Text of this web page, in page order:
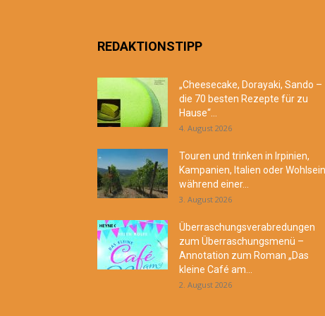
REDAKTIONSTIPP
„Cheesecake, Dorayaki, Sando –
die 70 besten Rezepte für zu
Hause“...
4. August 2026
Touren und trinken in Irpinien,
Kampanien, Italien oder Wohlsein
während einer...
3. August 2026
Überraschungsverabredungen
zum Überraschungsmenü –
Annotation zum Roman „Das
kleine Café am...
2. August 2026